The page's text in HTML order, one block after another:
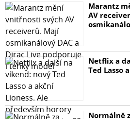
Marantz
AV
Netflix a
Ted Lasso
Normálně